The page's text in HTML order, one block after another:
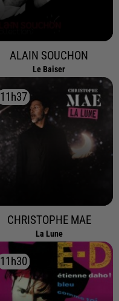
ALAIN SOUCHON
Le Baiser
11h37
11h37
CHRISTOPHE MAE
La Lune
11h30
11h30